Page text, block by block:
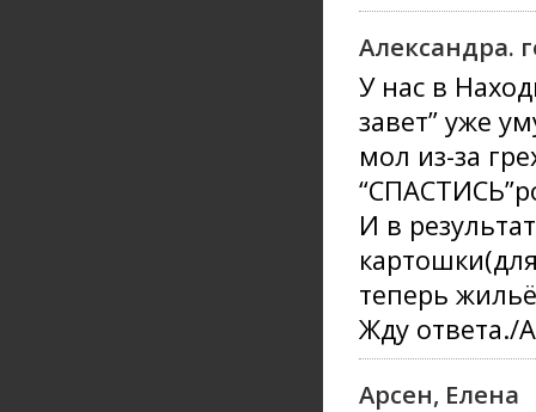
Александра.
У нас в
завет” уже
мол из-за
И в
теперь
Жду ответа./
Арсен, Елена